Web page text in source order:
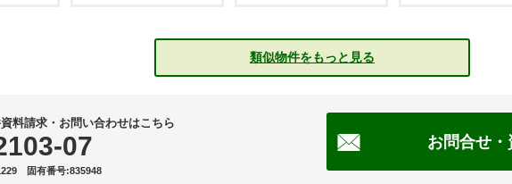
類似物件をもっと見る
料請求・お問い合わせはこちら
07
固有番号:835948
お問合せ